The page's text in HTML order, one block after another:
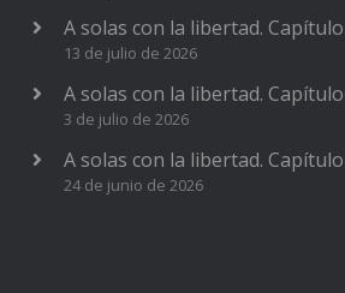
A solas con la libertad.
13 de julio de 2026
A solas con la libertad.
3 de julio de 2026
A solas con la libertad.
24 de junio de 2026